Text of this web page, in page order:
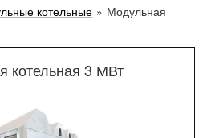
котельные » Модульная
котельная 3 МВт